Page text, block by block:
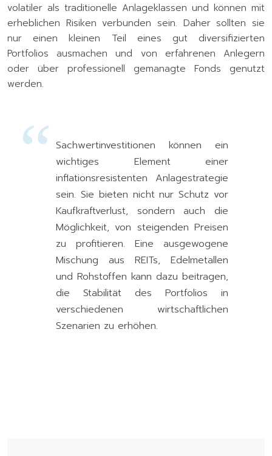
volatiler als traditionelle Anlageklassen und können mit
erheblichen Risiken verbunden sein. Daher sollten sie
nur einen kleinen Teil eines gut diversifizierten
Portfolios ausmachen und von erfahrenen Anlegern
oder über professionell gemanagte Fonds genutzt
werden.
Sachwertinvestitionen können ein
wichtiges Element einer
inflationsresistenten Anlagestrategie
sein. Sie bieten nicht nur Schutz vor
Kaufkraftverlust, sondern auch die
Möglichkeit, von steigenden Preisen
zu profitieren. Eine ausgewogene
Mischung aus REITs, Edelmetallen
und Rohstoffen kann dazu beitragen,
die Stabilität des Portfolios in
verschiedenen wirtschaftlichen
Szenarien zu erhöhen.